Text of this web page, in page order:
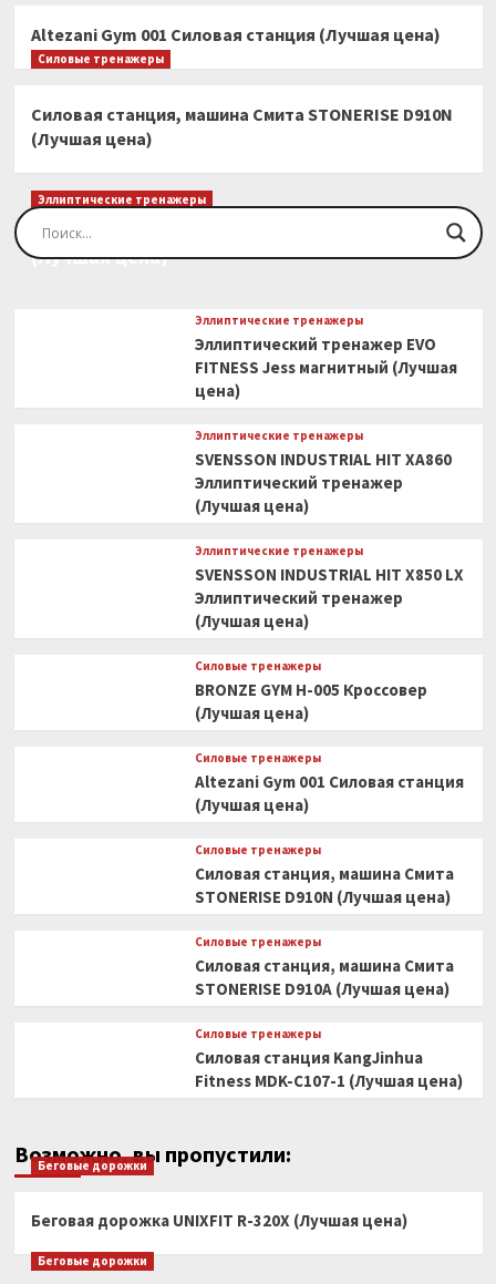
Altezani Gym 001 Силовая станция (Лучшая цена)
Силовые тренажеры
Силовая станция, машина Смита STONERISE D910N
(Лучшая цена)
Эллиптические тренажеры
Эллиптический тренажер EVO FITNESS Orion
(Лучшая цена)
Эллиптические тренажеры
Эллиптический тренажер EVO
FITNESS Jess магнитный (Лучшая
цена)
Эллиптические тренажеры
SVENSSON INDUSTRIAL HIT XA860
Эллиптический тренажер
(Лучшая цена)
Эллиптические тренажеры
SVENSSON INDUSTRIAL HIT X850 LX
Эллиптический тренажер
(Лучшая цена)
Силовые тренажеры
BRONZE GYM H-005 Кроссовер
(Лучшая цена)
Силовые тренажеры
Altezani Gym 001 Силовая станция
(Лучшая цена)
Силовые тренажеры
Силовая станция, машина Смита
STONERISE D910N (Лучшая цена)
Силовые тренажеры
Силовая станция, машина Смита
STONERISE D910A (Лучшая цена)
Силовые тренажеры
Силовая станция KangJinhua
Fitness MDK-C107-1 (Лучшая цена)
Возможно, вы пропустили:
Беговые дорожки
Беговая дорожка UNIXFIT R-320X (Лучшая цена)
Беговые дорожки